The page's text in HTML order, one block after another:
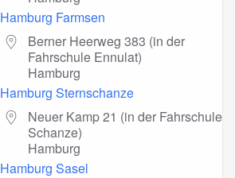
Hamburg Farmsen
Berner Heerweg 383 (in der
Fahrschule Ennulat)
Hamburg
Hamburg Sternschanze
Neuer Kamp 21 (in der Fahrschule
Schanze)
Hamburg
Hamburg Sasel